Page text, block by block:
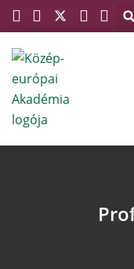
Skip
to
content